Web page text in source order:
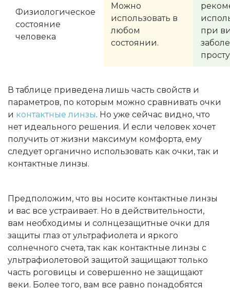
Физиологическое
состояние
человека
Можно
использовать в
любом
состоянии.
при
В таблице приведена лишь часть свойств и
параметров, по которым можно сравнивать очки
и контактные линзы. Но уже сейчас видно, что
нет идеального решения. И если человек хочет
получить от жизни максимум комфорта, ему
следует органично использовать как очки, так и
контактные линзы.
Предположим, что вы носите контактные линзы
и вас все устраивает. Но в действительности,
вам необходимы и солнцезащитные очки для
защиты глаз от ультрафиолета и яркого
солнечного счета, так как контактные линзы с
ультрафиолетовой защитой защищают только
часть роговицы и совершенно не защищают
веки. Более того, вам все равно понадобятся